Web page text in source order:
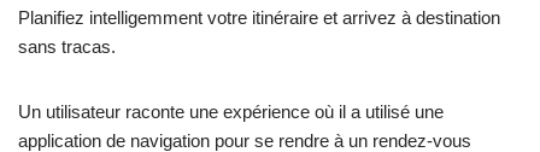
Planifiez intelligemment votre itinéraire et arrivez à destination
sans tracas.
Un utilisateur raconte une expérience où il a utilisé une
application de navigation pour se rendre à un rendez-vous